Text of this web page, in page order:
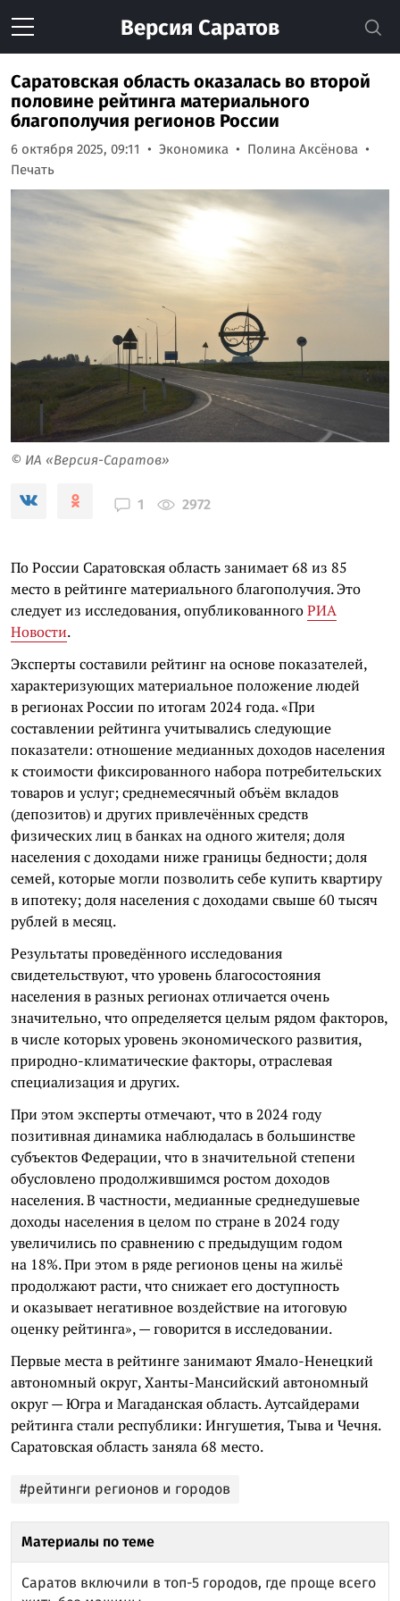
Версия Саратов
Саратовская область оказалась во второй
половине рейтинга материального
благополучия регионов России
6 октября 2025, 09:11 Экономика
Полина Аксёнова
Печать
© ИА «Версия-Саратов»
1 2972
По России Саратовская область занимает 68 из 85
место в рейтинге материального благополучия. Это
следует из исследования, опубликованногоРИА
Новости.
Эксперты составили рейтинг на основе показателей,
характеризующих материальное положение людей
в регионах России по итогам 2024 года. «При
составлении рейтинга учитывались следующие
показатели: отношение медианных доходов населения
к стоимости фиксированного набора потребительских
товаров и услуг; среднемесячный объём вкладов
(депозитов) и других привлечённых средств
физических лиц в банках на одного жителя; доля
населения с доходами ниже границы бедности; доля
семей, которые могли позволить себе купить квартиру
в ипотеку; доля населения с доходами свыше 60 тысяч
рублей в месяц.
Результаты проведённого исследования
свидетельствуют, что уровень благосостояния
населения в разных регионах отличается очень
значительно, что определяется целым рядом факторов,
в числе которых уровень экономического развития,
природно-климатические факторы, отраслевая
специализация и других.
При этом эксперты отмечают, что в 2024 году
позитивная динамика наблюдалась в большинстве
субъектов Федерации, что в значительной степени
обусловлено продолжившимся ростом доходов
населения. В частности, медианные среднедушевые
доходы населения в целом по стране в 2024 году
увеличились по сравнению с предыдущим годом
на 18%. При этом в ряде регионов цены на жильё
продолжают расти, что снижает его доступность
и оказывает негативное воздействие на итоговую
оценку рейтинга», — говорится в исследовании.
Первые места в рейтинге занимают Ямало-Ненецкий
автономный округ, Ханты-Мансийский автономный
округ — Югра и Магаданская область. Аутсайдерами
рейтинга стали республики: Ингушетия, Тыва и Чечня.
Саратовская область заняла 68 место.
#рейтинги регионов и городов
Материалы по теме
Саратов включили в топ-5 городов, где проще всего